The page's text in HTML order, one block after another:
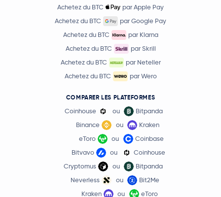
Achetez du BTC
par Apple Pay
Achetez du BTC
par Google Pay
Achetez du BTC
par Klarna
Achetez du BTC
par Skrill
Achetez du BTC
par Neteller
Achetez du BTC
par Wero
COMPARER LES PLATEFORMES
Coinhouse ou
Bitpanda
Binance
ou
Kraken
eToro
ou
Coinbase
Bitvavo
ou
Coinhouse
Cryptomus
ou
Bitpanda
Neverless
ou
Bit2Me
Kraken
ou eToro